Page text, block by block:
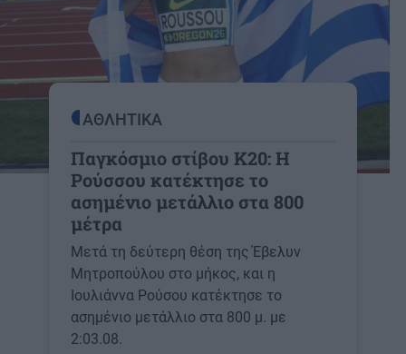
ΑΘΛΗΤΙΚΑ
Παγκόσμιο στίβου Κ20: Η
Ρούσσου κατέκτησε το
ασημένιο μετάλλιο στα 800
μέτρα
Μετά τη δεύτερη θέση της Έβελυν
Μητροπούλου στο μήκος, και η
Ιουλιάννα Ρούσου κατέκτησε το
ασημένιο μετάλλιο στα 800 μ. με
2:03.08.